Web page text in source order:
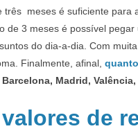
três meses é suficiente para
de 3 meses é possível
do dia-a-dia. Com
Finalmente, afinal,
Madrid,
valores de